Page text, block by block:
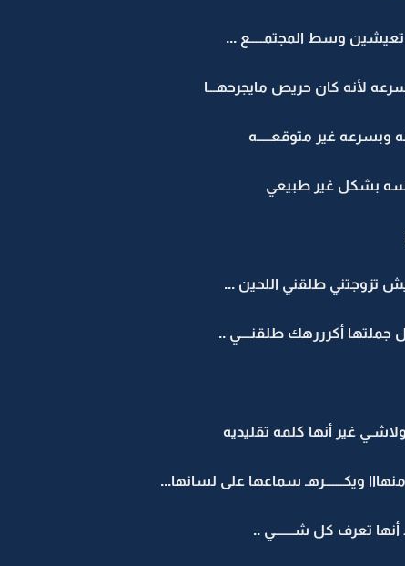
وسط المجتمـــــع ...
لأنه كان حريص مايجرحهـــا
غير متوقعـــــه
بشكل غير طبيعي
ليش تزوجتني طلقني اللحين ...
جملتها أكرررهك طلقنــــي ..
غير أنها كلمه تقليديه
ويكـــــــرهـ سماعها على لسانها...
تعرف كل شـــــــي ..